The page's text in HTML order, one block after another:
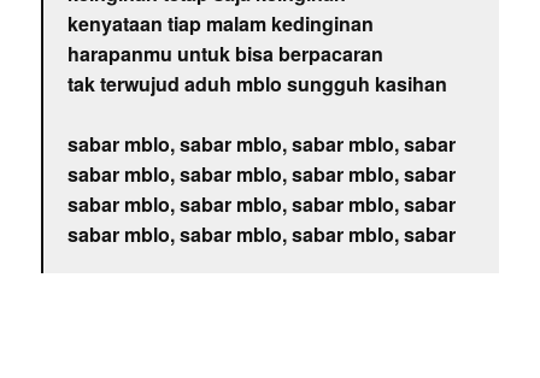
kenyataan tiap malam kedinginan
harapanmu untuk bisa berpacaran
tak terwujud aduh mblo sungguh kasihan
sabar mblo, sabar mblo, sabar mblo, sabar
sabar mblo, sabar mblo, sabar mblo, sabar
sabar mblo, sabar mblo, sabar mblo, sabar
sabar mblo, sabar mblo, sabar mblo, sabar